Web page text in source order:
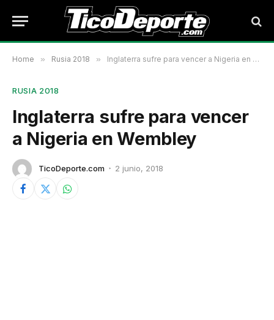
Home » Rusia 2018 » Inglaterra sufre para vencer a Nigeria en Wembley
RUSIA 2018
Inglaterra sufre para vencer
a Nigeria en Wembley
TicoDeporte.com 2 junio, 2018